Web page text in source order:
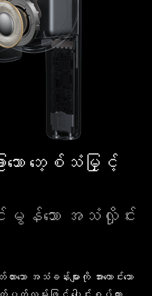
းသော ဘေ့စ်သံမြှင့်
းမွန်သော အသံလှိုင်း
ော အသံခန်းများကို အားကောင်းသော